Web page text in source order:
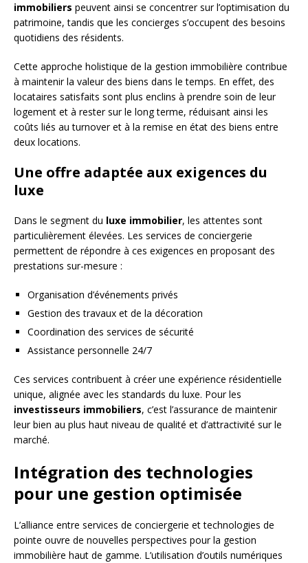
immobiliers peuvent ainsi se concentrer sur l’optimisation du
patrimoine, tandis que les concierges s’occupent des besoins
quotidiens des résidents.
Cette approche holistique de la gestion immobilière contribue
à maintenir la valeur des biens dans le temps. En effet, des
locataires satisfaits sont plus enclins à prendre soin de leur
logement et à rester sur le long terme, réduisant ainsi les
coûts liés au turnover et à la remise en état des biens entre
deux locations.
Une offre adaptée aux exigences du
luxe
Dans le segment du luxe immobilier, les attentes sont
particulièrement élevées. Les services de conciergerie
permettent de répondre à ces exigences en proposant des
prestations sur-mesure :
Organisation d’événements privés
Gestion des travaux et de la décoration
Coordination des services de sécurité
Assistance personnelle 24/7
Ces services contribuent à créer une expérience résidentielle
unique, alignée avec les standards du luxe. Pour les
investisseurs immobiliers, c’est l’assurance de maintenir
leur bien au plus haut niveau de qualité et d’attractivité sur le
marché.
Intégration des technologies
pour une gestion optimisée
L’alliance entre services de conciergerie et technologies de
pointe ouvre de nouvelles perspectives pour la gestion
immobilière haut de gamme. L’utilisation d’outils numériques